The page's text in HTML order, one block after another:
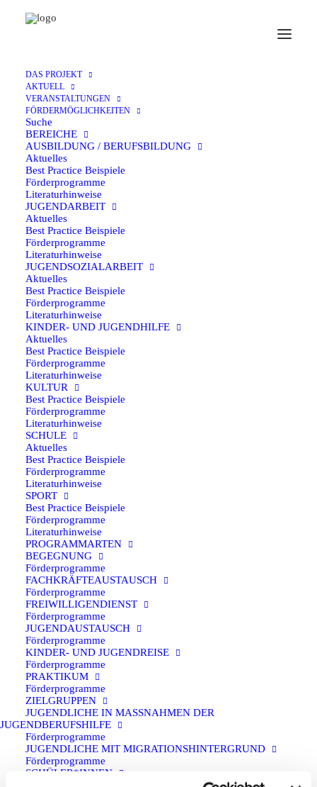
DAS PROJEKT
AKTUELL
VERANSTALTUNGEN
FÖRDERMÖGLICHKEITEN
Suche
BEREICHE
AUSBILDUNG / BERUFSBILDUNG
Aktuelles
Best Practice Beispiele
Förderprogramme
Literaturhinweise
JUGENDARBEIT
Aktuelles
Best Practice Beispiele
Förderprogramme
Literaturhinweise
JUGENDSOZIALARBEIT
Aktuelles
Best Practice Beispiele
Förderprogramme
Literaturhinweise
KINDER- UND JUGENDHILFE
Aktuelles
Best Practice Beispiele
Förderprogramme
Literaturhinweise
KULTUR
Best Practice Beispiele
Förderprogramme
Literaturhinweise
SCHULE
Aktuelles
Best Practice Beispiele
Förderprogramme
Literaturhinweise
SPORT
Best Practice Beispiele
Förderprogramme
Literaturhinweise
PROGRAMMARTEN
BEGEGNUNG
Förderprogramme
FACHKRÄFTEAUSTAUSCH
Förderprogramme
FREIWILLIGENDIENST
Förderprogramme
JUGENDAUSTAUSCH
Förderprogramme
KINDER- UND JUGENDREISE
Förderprogramme
PRAKTIKUM
Förderprogramme
ZIELGRUPPEN
JUGENDLICHE IN MASSNAHMEN DER J
UGENDBERUFSHILFE
Förderprogramme
JUGENDLICHE MIT MIGRATIONSHINTERGRUND
Förderprogramme
SCHÜLER*INNEN
Sport
25. Februar 2025
Best-Practice Beispiele Sport
DSJ academy camp 2024 in Gangwon mit
Podcast
25. Februar 2025
Links für weitere Informationen Sport
Sportjugend goes international Erasmus + sport
Qualitätshandbuch Internationale Jugendarbeit
Fremdheit & Diversität in der internationalen
Jugendarbeit Thomas,…
EU·
23. Januar 2025
Erasmus +
Informationen zu den Erasmus+ Programmen
LAND· 14. Dezember 2024
Sportjugend-Landessportbund NRW